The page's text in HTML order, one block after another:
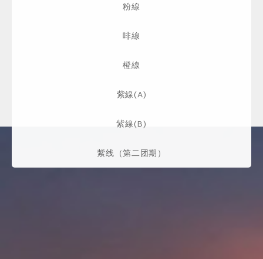
粉線
啡線
橙線
紫線(A)
紫線(B)
紫线（第二团期）